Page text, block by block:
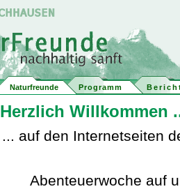
Naturfreunde Programm
Herzlich Willkommen
... auf den Internetseiten
Abenteuerwoche auf